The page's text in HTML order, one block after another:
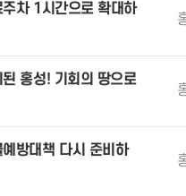
차 1시간으로 확대하
홍성! 기회의 땅으로
방대책 다시 준비하